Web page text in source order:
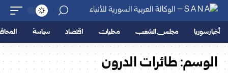
أخبار سوريا مجلس الشعب محليات اقتصاد سياسة
الوسم:طائرات الدرون